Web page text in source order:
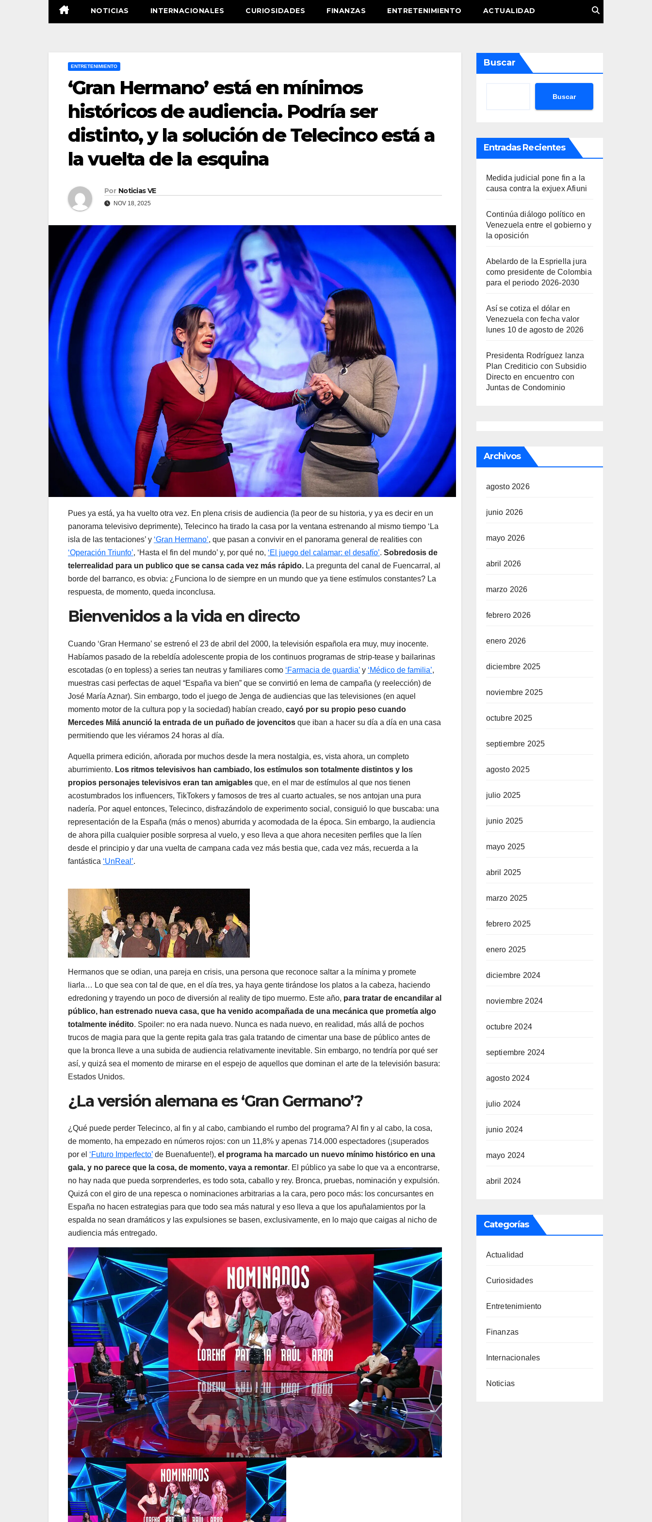
NOTICIAS INTERNACIONALES CURIOSIDADES FINANZAS ENTRETENIMIENTO ACTUALIDAD
ENTRETENIMIENTO
‘Gran Hermano’ está en mínimos
históricos de audiencia. Podría ser
distinto, y la solución de Telecinco está a
la vuelta de la esquina
Por Noticias VE
NOV 18, 2025
Pues ya está, ya ha vuelto otra vez. En plena crisis de audiencia (la peor de su historia, y ya es decir en un
panorama televisivo deprimente), Telecinco ha tirado la casa por la ventana estrenando al mismo tiempo ‘La
isla de las tentaciones’ y ‘Gran Hermano’, que pasan a convivir en el panorama general de realities con
‘Operación Triunfo’, ‘Hasta el fin del mundo’ y, por qué no, ‘El juego del calamar: el desafío’. Sobredosis de
telerrealidad para un publico que se cansa cada vez más rápido. La pregunta del canal de Fuencarral, al
borde del barranco, es obvia: ¿Funciona lo de siempre en un mundo que ya tiene estímulos constantes? La
respuesta, de momento, queda inconclusa.
Bienvenidos a la vida en directo
Cuando ‘Gran Hermano’ se estrenó el 23 de abril del 2000, la televisión española era muy, muy inocente.
Habíamos pasado de la rebeldía adolescente propia de los continuos programas de strip-tease y bailarinas
escotadas (o en topless) a series tan neutras y familiares como ‘Farmacia de guardia’ y ‘Médico de familia’,
muestras casi perfectas de aquel “España va bien” que se convirtió en lema de campaña (y reelección) de
José María Aznar). Sin embargo, todo el juego de Jenga de audiencias que las televisiones (en aquel
momento motor de la cultura pop y la sociedad) habían creado, cayó por su propio peso cuando
Mercedes Milá anunció la entrada de un puñado de jovencitos que iban a hacer su día a día en una casa
permitiendo que les viéramos 24 horas al día.
Aquella primera edición, añorada por muchos desde la mera nostalgia, es, vista ahora, un completo
aburrimiento. Los ritmos televisivos han cambiado, los estímulos son totalmente distintos y los
propios personajes televisivos eran tan amigables que, en el mar de estímulos al que nos tienen
acostumbrados los influencers, TikTokers y famosos de tres al cuarto actuales, se nos antojan una pura
nadería. Por aquel entonces, Telecinco, disfrazándolo de experimento social, consiguió lo que buscaba: una
representación de la España (más o menos) aburrida y acomodada de la época. Sin embargo, la audiencia
de ahora pilla cualquier posible sorpresa al vuelo, y eso lleva a que ahora necesiten perfiles que la líen
desde el principio y dar una vuelta de campana cada vez más bestia que, cada vez más, recuerda a la
fantástica ‘UnReal’.
Hermanos que se odian, una pareja en crisis, una persona que reconoce saltar a la mínima y promete
liarla… Lo que sea con tal de que, en el día tres, ya haya gente tirándose los platos a la cabeza, haciendo
edredoning y trayendo un poco de diversión al reality de tipo muermo. Este año, para tratar de encandilar al
público, han estrenado nueva casa, que ha venido acompañada de una mecánica que prometía algo
totalmente inédito. Spoiler: no era nada nuevo. Nunca es nada nuevo, en realidad, más allá de pochos
trucos de magia para que la gente repita gala tras gala tratando de cimentar una base de público antes de
que la bronca lleve a una subida de audiencia relativamente inevitable. Sin embargo, no tendría por qué ser
así, y quizá sea el momento de mirarse en el espejo de aquellos que dominan el arte de la televisión basura:
Estados Unidos.
¿La versión alemana es ‘Gran Germano’?
¿Qué puede perder Telecinco, al fin y al cabo, cambiando el rumbo del programa? Al fin y al cabo, la cosa,
de momento, ha empezado en números rojos: con un 11,8% y apenas 714.000 espectadores (¡superados
por el ‘Futuro Imperfecto’ de Buenafuente!), el programa ha marcado un nuevo mínimo histórico en una
gala, y no parece que la cosa, de momento, vaya a remontar. El público ya sabe lo que va a encontrarse,
no hay nada que pueda sorprenderles, es todo sota, caballo y rey. Bronca, pruebas, nominación y expulsión.
Quizá con el giro de una repesca o nominaciones arbitrarias a la cara, pero poco más: los concursantes en
España no hacen estrategias para que todo sea más natural y eso lleva a que los apuñalamientos por la
espalda no sean dramáticos y las expulsiones se basen, exclusivamente, en lo majo que caigas al nicho de
audiencia más entregado.
Buscar
Buscar
Entradas Recientes
Medida judicial pone fin a la
causa contra la exjuex Afiuni
Continúa diálogo político en
Venezuela entre el gobierno y
la oposición
Abelardo de la Espriella jura
como presidente de Colombia
para el periodo 2026-2030
Así se cotiza el dólar en
Venezuela con fecha valor
lunes 10 de agosto de 2026
Presidenta Rodríguez lanza
Plan Crediticio con Subsidio
Directo en encuentro con
Juntas de Condominio
Archivos
agosto 2026
junio 2026
mayo 2026
abril 2026
marzo 2026
febrero 2026
enero 2026
diciembre 2025
noviembre 2025
octubre 2025
septiembre 2025
agosto 2025
julio 2025
junio 2025
mayo 2025
abril 2025
marzo 2025
febrero 2025
enero 2025
diciembre 2024
noviembre 2024
octubre 2024
septiembre 2024
agosto 2024
julio 2024
junio 2024
mayo 2024
abril 2024
Categorías
Actualidad
Curiosidades
Entretenimiento
Finanzas
Internacionales
Noticias